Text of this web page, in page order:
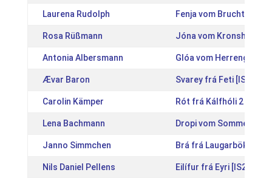
Laurena Rudolph Fenja vom Bruchtal
Rosa Rüßmann Jóna vom Kronshof
Antonia Albersmann Glóa vom Herrengarten
Ævar Baron Svarey frá Feti
Carolin Kämper Rót frá Kálfhóli 2
Lena Bachmann Dropi vom Sommerberg
Janno Simmchen Brá frá Laugarbökkum
Nils Daniel Pellens Eilífur frá Eyri